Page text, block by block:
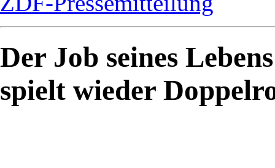
Der Job seines
spielt wieder